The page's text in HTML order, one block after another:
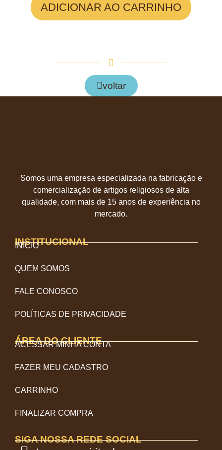
ADICIONAR AO CARRINHO
voltar
Somos uma empresa especializada na fabricação e
comercialização de artigos religiosos de alta
qualidade, com mais de 15 anos de experiência no
mercado.
INSTITUCIONAL
INÍCIO
QUEM SOMOS
FALE CONOSCO
POLÍTICAS DE PRIVACIDADE
ÁREA DO CLIENTE
ACESSAR MINHA CONTA
FAZER MEU CADASTRO
CARRINHO
FINALIZAR COMPRA
SIGA NOSSA REDE SOCIAL